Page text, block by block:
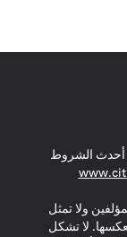
أحدث الشروط
in a new tab
ولا تمثل
لا تشكل